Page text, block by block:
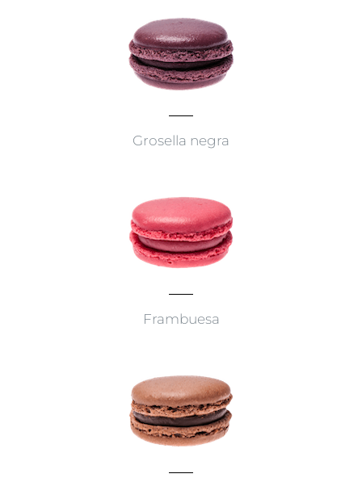
Grosella negra
Frambuesa